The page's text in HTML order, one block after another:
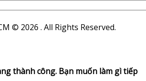
© 2026 . All Rights Reserved.
thành công. Bạn muốn làm gì tiếp